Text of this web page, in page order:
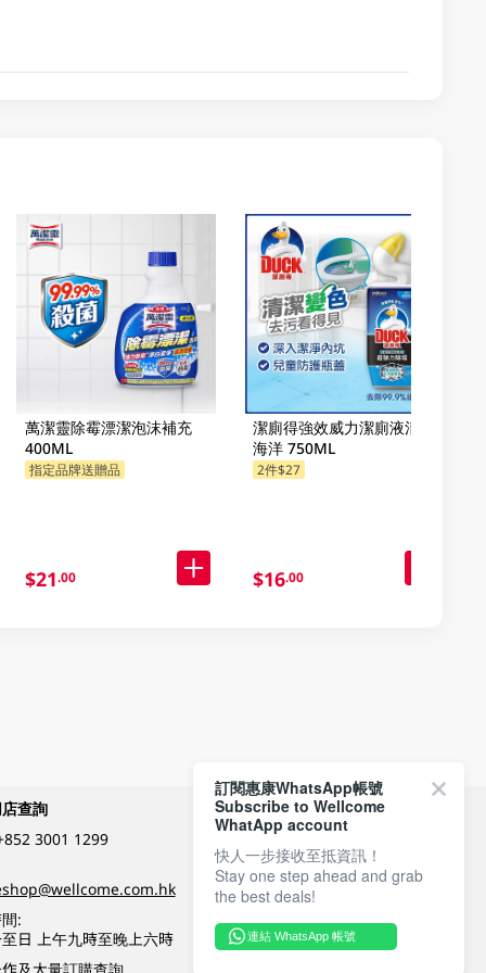
萬潔靈除霉漂潔泡沫補充
400ML
指定品牌送贈品
$21.00
潔廁得強效威力潔廁液清新
海洋 750ML
2件$27
$16.00
查詢
3001 1299
:
日 上午九時至晚上六時
付款方式
關注我們
訂閱惠康WhatsApp帳號
Subscribe to Wellcome
WhatApp account
快人一步接收至抵資訊！
Stay one step ahead and grab
the best deals!
連結 WhatsApp 帳號